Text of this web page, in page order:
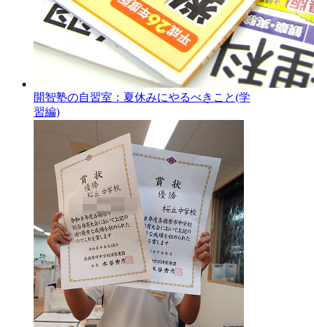
開智塾の自習室：夏休みにやるべきこと(学
習編)